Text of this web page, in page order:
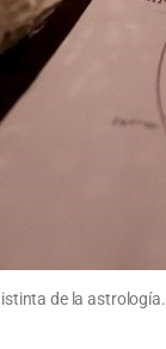
de la astrología.